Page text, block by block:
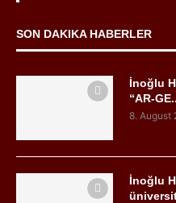
SON DAKIKA HABERLER
İnoğlu
“AR-
8. August
İnoğlu